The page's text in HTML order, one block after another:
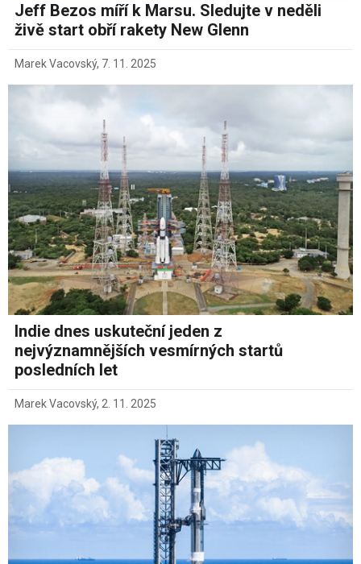
Jeff Bezos míří k Marsu. Sledujte v neděli
živě start obří rakety New Glenn
Marek Vacovský, 7. 11. 2025
Indie dnes uskuteční jeden z
nejvýznamnějších vesmírných startů
posledních let
Marek Vacovský, 2. 11. 2025